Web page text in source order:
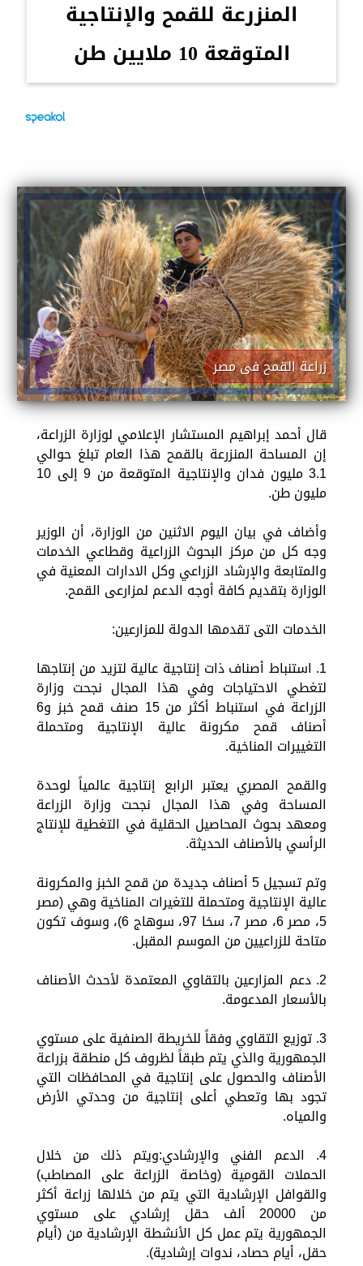
المنزرعة للقمح والإنتاجية
المتوقعة 10 ملايين طن
زراعة القمح فى مصر
قال أحمد إبراهيم المستشار الإعلامي لوزارة الزراعة،
إن المساحة المنزرعة بالقمح هذا العام تبلغ حوالي
3.1 مليون فدان والإنتاجية المتوقعة من 9 إلى 10
مليون طن.
وأضاف في بيان اليوم الاثنين من الوزارة، أن الوزير
وجه كل من مركز البحوث الزراعية وقطاعي الخدمات
والمتابعة والإرشاد الزراعي وكل الادارات المعنية في
الوزارة بتقديم كافة أوجه الدعم لمزارعى القمح.
الخدمات التى تقدمها الدولة للمزارعين:
1. استنباط أصناف ذات إنتاجية عالية لتزيد من إنتاجها
لتغطي الاحتياجات وفي هذا المجال نجحت وزارة
الزراعة في استنباط أكثر من 15 صنف قمح خبز و6
أصناف قمح مكرونة عالية الإنتاجية ومتحملة
التغييرات المناخية.
والقمح المصري يعتبر الرابع إنتاجية عالمياً لوحدة
المساحة وفي هذا المجال نجحت وزارة الزراعة
ومعهد بحوث المحاصيل الحقلية في التغطية للإنتاج
الرأسي بالأصناف الحديثة.
وتم تسجيل 5 أصناف جديدة من قمح الخبز والمكرونة
عالية الإنتاجية ومتحملة للتغيرات المناخية وهي (مصر
5، مصر 6، مصر 7، سخا 97، سوهاج 6)، وسوف تكون
متاحة للزراعيين من الموسم المقبل.
2. دعم المزارعين بالتقاوي المعتمدة لأحدث الأصناف
بالأسعار المدعومة.
3. توزيع التقاوي وفقاً للخريطة الصنفية على مستوي
الجمهورية والذي يتم طبقاً لظروف كل منطقة بزراعة
الأصناف والحصول على إنتاجية في المحافظات التي
تجود بها وتعطي أعلى إنتاجية من وحدتي الأرض
والمياه.
4. الدعم الفني والإرشادي:ويتم ذلك من خلال
الحملات القومية (وخاصة الزراعة على المصاطب)
والقوافل الإرشادية التي يتم من خلالها زراعة أكثر
من 20000 ألف حقل إرشادي على مستوي
الجمهورية يتم عمل كل الأنشطة الإرشادية من (أيام
حقل، أيام حصاد، ندوات إرشادية).